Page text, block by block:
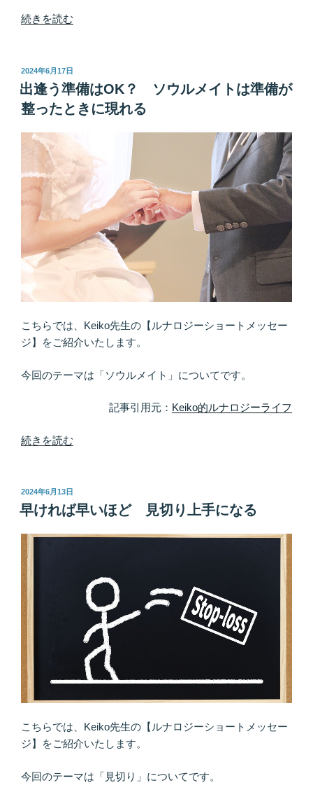
長
青
天
井”
の
“あ
の
「Ｍ
Ｕ
Ｓ
Ｔ
Ａ
Ｖ
Ｅ」
は？
な
の
「人
生
の
の
続きを読む
投
稿
日:
2024年6月17日
出逢う準備はOK？ ソウルメイトは準備が
整ったときに現れる
こちらでは、Keiko先生の【ルナロジーショートメッセー
ジ】をご紹介いたします。
今回のテーマは「ソウルメイト」についてです。
記事引用元： Keiko的ルナロジーライフ
“出
準
備
OK？
ソ
ウ
ル
メ
イ
ト
は
準
備
整
っ
と
続きを読む
投
稿
日:
2024年6月13日
早ければ早いほど 見切り上手になる
こちらでは、Keiko先生の【ルナロジーショートメッセー
ジ】をご紹介いたします。
今回のテーマは「見切り」についてです。